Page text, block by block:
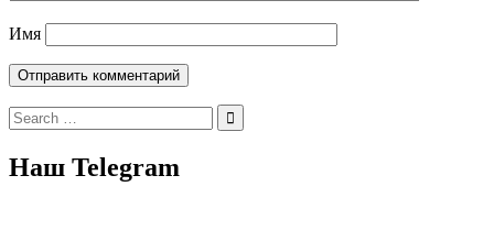
Имя
Search
for:
Наш Telegram